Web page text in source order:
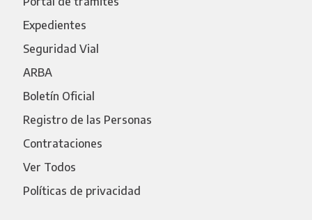
Expedientes
Seguridad Vial
ARBA
Boletín Oficial
Registro de las Personas
Contrataciones
Ver Todos
Políticas de privacidad